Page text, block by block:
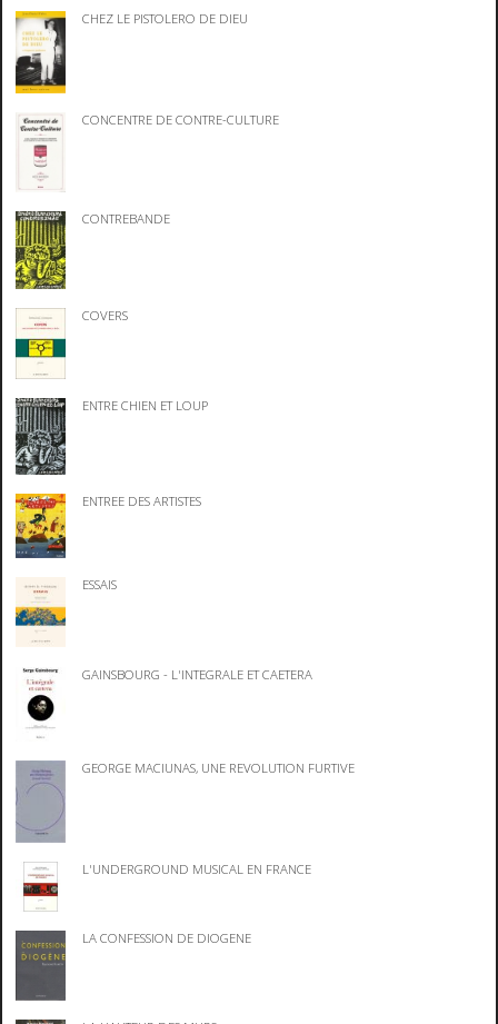
CHEZ LE PISTOLERO DE DIEU
CONCENTRE DE CONTRE-CULTURE
CONTREBANDE
COVERS
ENTRE CHIEN ET LOUP
ENTREE DES ARTISTES
ESSAIS
GAINSBOURG - L'INTEGRALE ET CAETERA
GEORGE MACIUNAS, UNE REVOLUTION FURTIVE
L'UNDERGROUND MUSICAL EN FRANCE
LA CONFESSION DE DIOGENE